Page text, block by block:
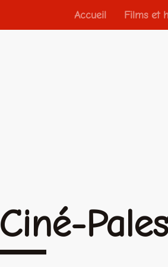
Accueil Films et
Ciné-